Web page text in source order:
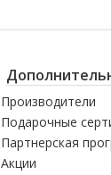
Производители
Подарочные
Партнерская
Акции